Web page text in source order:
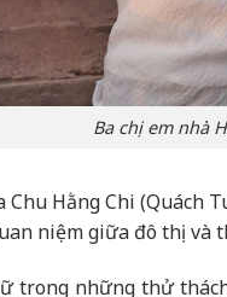
Ba chị em nhà
Chu Hằng Chi (Quách
niệm giữa đô thị và
trong những thử